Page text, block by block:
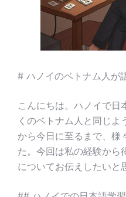
# ハノイのベトナム人が
こんにちは。ハノイで日
くのベトナム人と同じ
から今日に至るまで、様
た。今回は私の経験から
についてお伝えしたいと